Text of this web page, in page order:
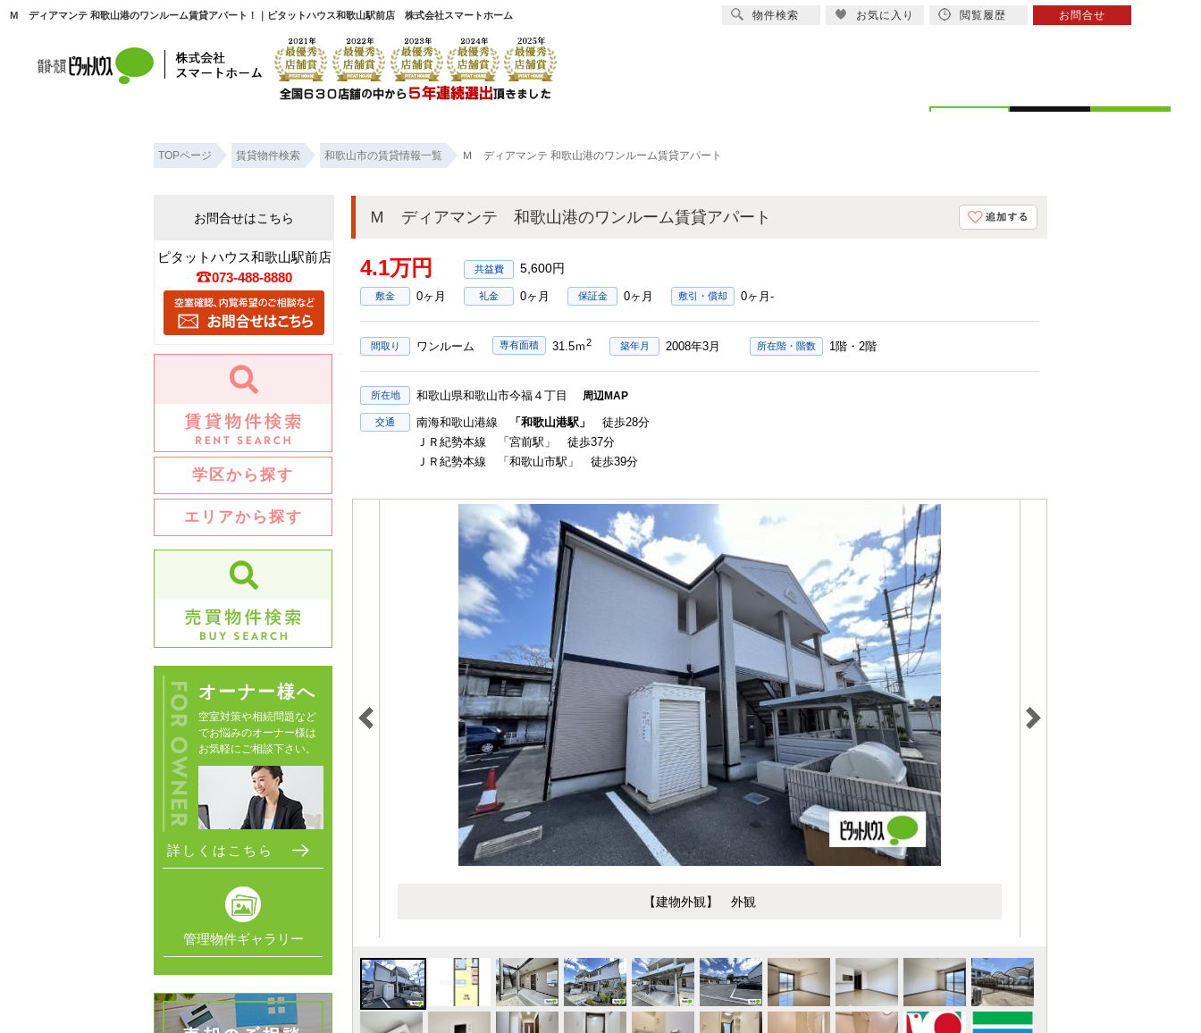
Ｍ ディアマンテ 和歌山港のワンルーム賃貸アパート！｜ピタットハウス和歌山駅前店 株式会社スマートホーム
TOPページ 賃貸物件検索 和歌山市の賃貸情報一覧 Ｍ ディアマンテ 和歌山港のワンルーム賃貸アパート
Ｍ ディアマンテ 和歌山港のワンルーム賃貸アパート
4.1万円 5,600円
敷金 0ヶ月 礼金 0ヶ月 保証金 0ヶ月 敷引・償却 0ヶ月-
間取り ワンルーム 専有面積 31.5ｍ2 築年月 2008年3月 所在階・階数 1階・2階
所在地 和歌山県和歌山市今福４丁目 周辺MAP
交通 南海和歌山港線 「和歌山港駅」
徒歩28分
ＪＲ紀勢本線 「宮前駅」 徒歩37分
ＪＲ紀勢本線 「和歌山市駅」 徒歩39分
【建物外観】 外観
お問合せはこちら
ピタットハウス和歌山駅前店
073-488-8880
学区から探す
エリアから探す
オーナー様へ
空室対策や相続問題など
でお悩みのオーナー様は
お気軽にご相談下さい。
詳しくはこちら
管理物件ギャラリー
物件検索 お気に入り 閲覧履歴 お問合せ